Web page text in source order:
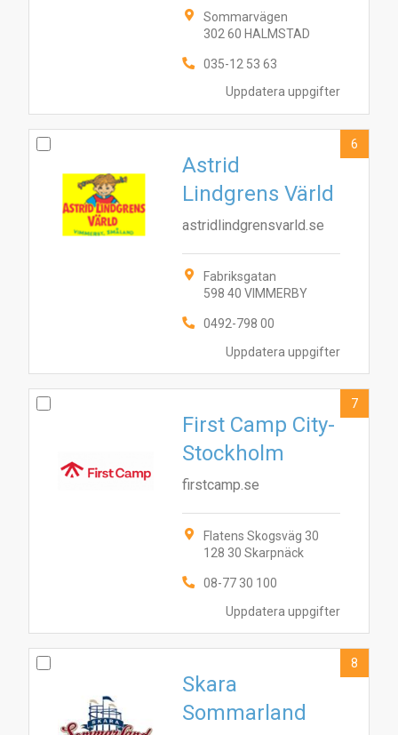
Uppdatera uppgifter
Sommarvägen
302 60 HALMSTAD
035-12 53 63
Uppdatera uppgifter
Astrid
Lindgrens Värld
astridlindgrensvarld.se
Fabriksgatan
598 40 VIMMERBY
0492-798 00
6
Uppdatera uppgifter
First Camp City-
Stockholm
firstcamp.se
Flatens Skogsväg 30
128 30 Skarpnäck
08-77 30 100
7
Skara
Sommarland
8